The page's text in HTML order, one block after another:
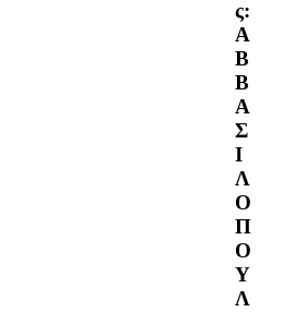
ς:
Α
Β
Β
Α
Σ
Ι
Λ
Ο
Π
Ο
Υ
Λ